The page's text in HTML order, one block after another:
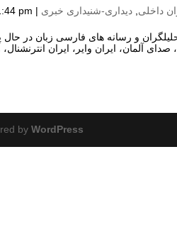
pm | داخلی دیداری-شنیداری خبری
و رسانه های فارسی زبان در حال
byWordPress